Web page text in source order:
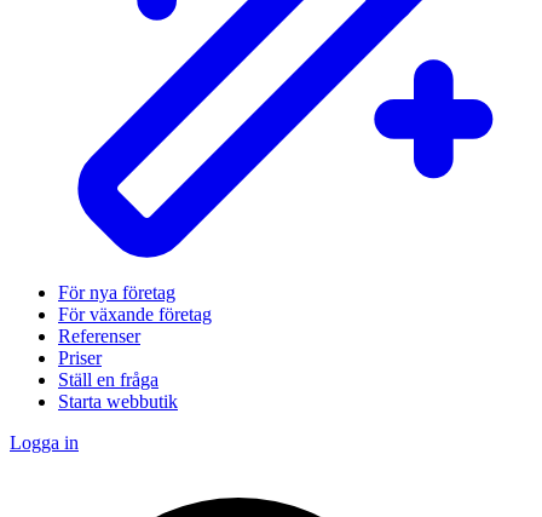
För nya företag
För växande företag
Referenser
Priser
Ställ en fråga
Starta webbutik
Logga in